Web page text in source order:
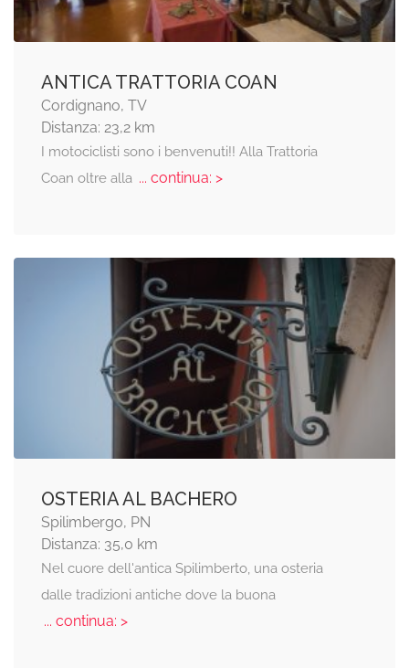
ANTICA TRATTORIA COAN
Cordignano, TV
Distanza: 23,2 km
I motociclisti sono i benvenuti!! Alla Trattoria
Coan oltre alla... continua: >
OSTERIA AL BACHERO
Spilimbergo, PN
Distanza: 35,0 km
Nel cuore dell'antica Spilimberto, una osteria
dalle tradizioni antiche dove la buona
... continua: >